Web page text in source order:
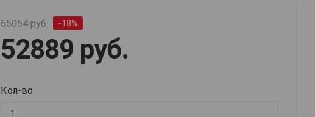
65054 руб. -18%
52889 руб.
Кол-во